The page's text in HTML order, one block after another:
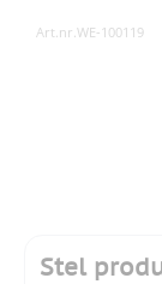
Art.nr. WE-100119
Stel